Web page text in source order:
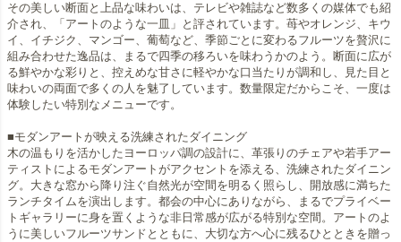
その美しい断面と上品な味わいは、テレビや雑誌など数多くの媒体でも紹
介され、「アートのような一皿」と評されています。苺やオレンジ、キウ
イ、イチジク、マンゴー、葡萄など、季節ごとに変わるフルーツを贅沢に
組み合わせた逸品は、まるで四季の移ろいを味わうかのよう。断面に広が
る鮮やかな彩りと、控えめな甘さに軽やかな口当たりが調和し、見た目と
味わいの両面で多くの人を魅了しています。数量限定だからこそ、一度は
体験したい特別なメニューです。
■モダンアートが映える洗練されたダイニング
木の温もりを活かしたヨーロッパ調の設計に、革張りのチェアや若手アー
ティストによるモダンアートがアクセントを添える、洗練されたダイニン
グ。大きな窓から降り注ぐ自然光が空間を明るく照らし、開放感に満ちた
ランチタイムを演出します。都会の中心にありながら、まるでプライベー
トギャラリーに身を置くような非日常感が広がる特別な空間。アートのよ
うに美しいフルーツサンドとともに、大切な方へ心に残るひとときを贈っ